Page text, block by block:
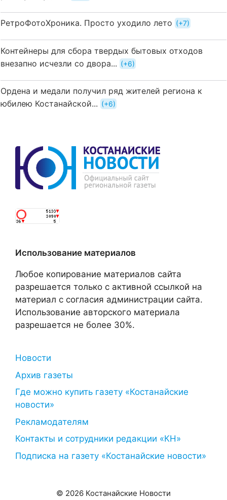
РетроФотоХроника. Просто уходило лето +7
Контейнеры для сбора твердых бытовых отходов
внезапно исчезли со двора...
+6
Ордена и медали получил ряд жителей региона к
юбилею Костанайской...
+6
Использование материалов
Любое копирование материалов сайта
разрешается только с активной ссылкой на
материал с согласия администрации сайта.
Использование авторского материала
разрешается не более 30%.
Новости
Архив газеты
Где можно купить газету «Костанайские
новости»
Рекламодателям
Контакты и сотрудники редакции «КН»
Подписка на газету «Костанайские новости»
© 2026 Костанайские Новости